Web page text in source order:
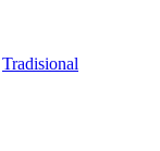
Tradisional